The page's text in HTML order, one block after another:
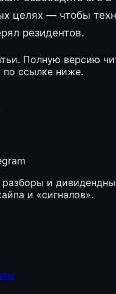
целях — чтобы
резидентов.
Полную версию
по ссылке ниже.
разборы и
и «сигналов».